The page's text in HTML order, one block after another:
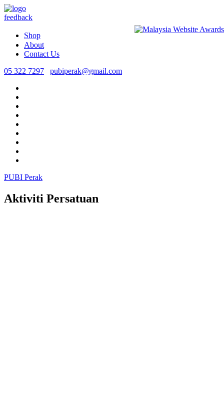
feedback
Shop
About
Contact Us
05 322 7297
pubiperak@gmail.com
PUBI Perak
Aktiviti Persatuan